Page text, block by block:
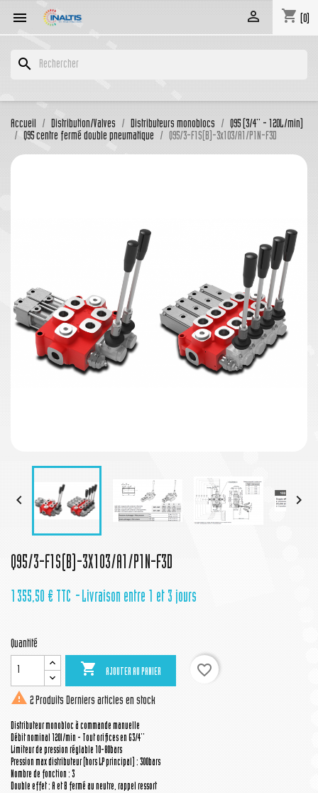
 shopping_cart (0)

search
Accueil Distribution/Valves Distributeurs monoblocs
Q95 (3/4'' - 120L/min)
Q95 centre fermé double pneumatique
Q95/3-F1S(B)-3x103/A1/P1N-F3D
 
Q95/3-F1S(B)-3X103/A1/P1N-F3D
1 355,50 € TTC Livraison entre 1 et 3 jours
Quantité
 AJOUTER AU PANIER
favorite_border
 2 Produits Derniers articles en stock
Distributeur monobloc à commande manuelle
Débit nominal 120l/min - Tout orifices en G3/4''
Limiteur de pression réglable 10-80bars
Pression max distributeur (hors LP principal) : 300bars
Nombre de fonction : 3
Double effet : A et B fermé au neutre, rappel ressort